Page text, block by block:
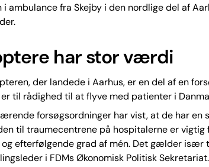
ambulance fra Skejby i den nordlige del af
har stor værdi
der landede i Aarhus, er en del af en
til rådighed til at flyve med patienter i
forsøgsordninger har vist, at de har en
til traumecentrene på hospitalerne er vigtig
efterfølgende grad af mén. Det gælder især
i FDMs Økonomisk Politisk Sekretariat.